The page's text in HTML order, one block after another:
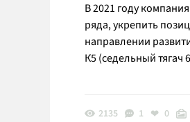
В 2021 году
ряда, укрепить
направлении
К5 (седельный тягач
2135 1 0